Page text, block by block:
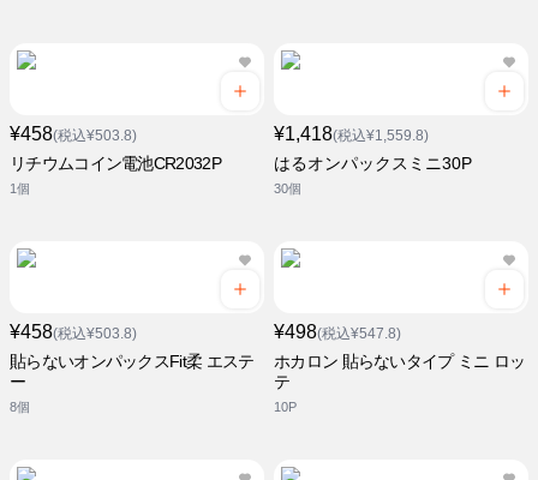
¥458(税込¥503.8)
リチウムコイン電池CR2032P
1個
¥1,418(税込¥1,559.8)
はるオンパックスミニ30P
30個
¥458(税込¥503.8)
貼らないオンパックスFit柔 エステ
ー
8個
¥498(税込¥547.8)
ホカロン 貼らないタイプ ミニ ロッ
テ
10P